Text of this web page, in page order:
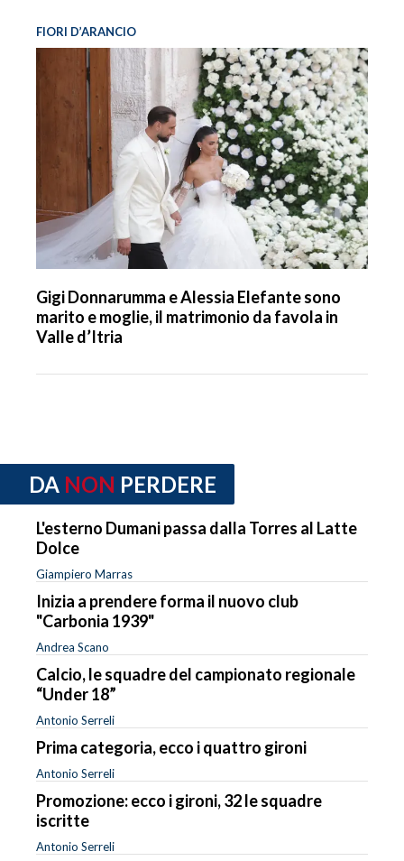
FIORI D’ARANCIO
Gigi Donnarumma e Alessia Elefante sono
marito e moglie, il matrimonio da favola in
Valle d’Itria
DA NON PERDERE
L'esterno Dumani passa dalla Torres al Latte
Dolce
Giampiero Marras
Inizia a prendere forma il nuovo club
"Carbonia 1939"
Andrea Scano
Calcio, le squadre del campionato regionale
“Under 18”
Antonio Serreli
Prima categoria, ecco i quattro gironi
Antonio Serreli
Promozione: ecco i gironi, 32 le squadre
iscritte
Antonio Serreli